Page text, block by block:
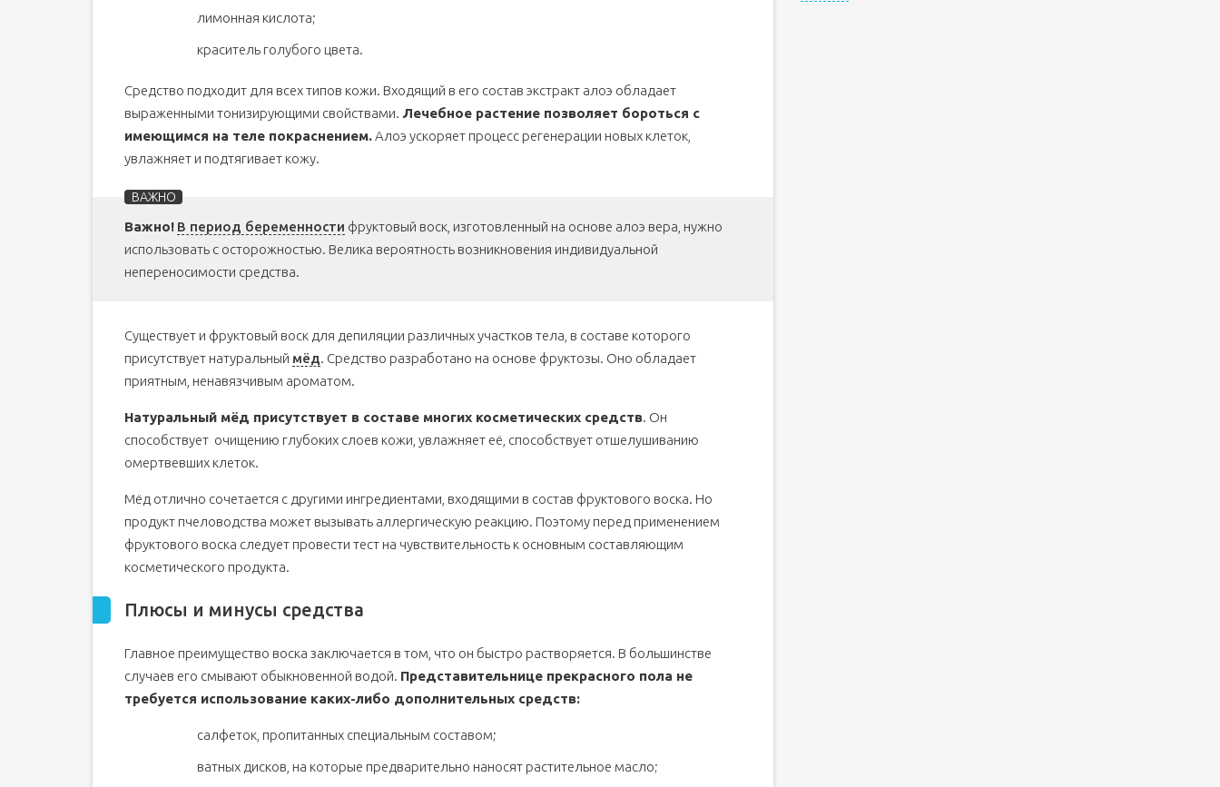
лимонная кислота;
краситель голубого цвета.
Средство подходит для всех типов кожи. Входящий в его состав экстракт алоэ обладает
выраженными тонизирующими свойствами. Лечебное растение позволяет бороться с
имеющимся на теле покраснением.Алоэ ускоряет процесс регенерации новых клеток,
увлажняет и подтягивает кожу.
Важно! В период беременности фруктовый воск, изготовленный на основе алоэ вера, нужно
использовать с осторожностью. Велика вероятность возникновения индивидуальной
непереносимости средства.
Существует и фруктовый воск для депиляции различных участков тела, в составе которого
присутствует натуральный мёд. Средство разработано на основе фруктозы. Оно обладает
приятным, ненавязчивым ароматом.
Натуральный мёд присутствует в составе многих косметических средств. Он
способствует очищению глубоких слоев кожи, увлажняет её, способствует отшелушиванию
омертвевших клеток.
Мёд отлично сочетается с другими ингредиентами, входящими в состав фруктового воска. Но
продукт пчеловодства может вызывать аллергическую реакцию. Поэтому перед применением
фруктового воска следует провести тест на чувствительность к основным составляющим
косметического продукта.
Плюсы и минусы средства
Главное преимущество воска заключается в том, что он быстро растворяется. В большинстве
случаев его смывают обыкновенной водой. Представительнице прекрасного пола не
требуется использование каких-либо дополнительных средств:
салфеток, пропитанных специальным составом;
ватных дисков, на которые предварительно наносят растительное масло;